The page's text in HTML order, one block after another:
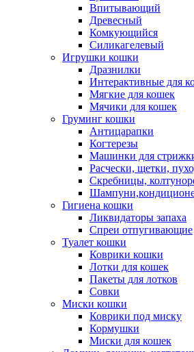
Впитывающий
Древесный
Комкующийся
Силикагелевый
Игрушки кошки
Дразнилки
Интерактивные для
Мягкие для кошек
Мячики для кошек
Груминг кошки
Антицарапки
Когтерезы
Машинки для
Расчески, щетки,
Скребницы,
Гигиена кошки
Ликвидаторы запаха
Спреи отпугивающие
Туалет кошки
Коврики кошки
Лотки для кошек
Пакеты для лотков
Совки
Миски кошки
Коврики под миску
Кормушки
Миски для кошек